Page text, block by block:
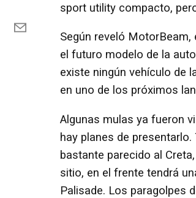
sport utility compacto,
Según reveló
el futuro modelo de la
existe ningún vehículo de
en uno de los próximos
Algunas mulas ya fueron
hay planes de
bastante parecido al
sitio, en el frente tendrá
Palisade. Los paragolpes